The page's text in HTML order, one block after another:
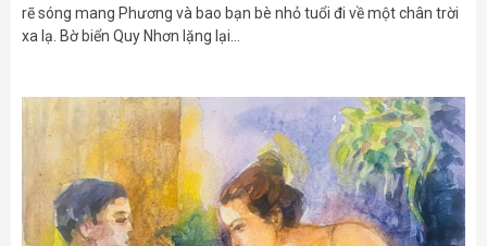
rẽ sóng mang Phương và bao bạn bè nhỏ tuổi đi về một chân trời
xa lạ. Bờ biển Quy Nhơn lặng lại…